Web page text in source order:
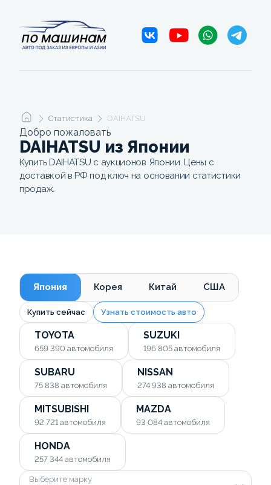
Статистика DAIHATSU
Добро пожаловать
DAIHATSU из Японии
Купить DAIHATSU с аукционов Японии. Цены с
доставкой в РФ под ключ на основании статистики
продаж.
Япония Корея Китай США
Купить сейчас Узнать стоимость авто
TOYOTA
659 390 автомобиля
SUZUKI
196 805 автомобиля
SUBARU
75 838 автомобиля
NISSAN
274 938 автомобиля
MITSUBISHI
92 721 автомобиля
MAZDA
93 084 автомобиля
HONDA
257 344 автомобиля
Выберите марку